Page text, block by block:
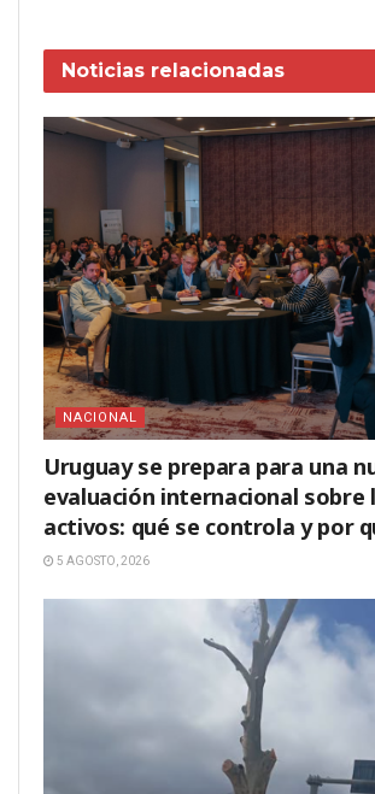
Noticias relacionadas
NACIONAL
Uruguay se prepara para una
evaluación internacional sobre
activos: qué se controla y por
5 AGOSTO, 2026